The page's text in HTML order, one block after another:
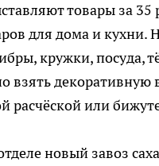
товары за
для дома и кухни.
кружки, посуда,
взять
расчёской или
новый завоз